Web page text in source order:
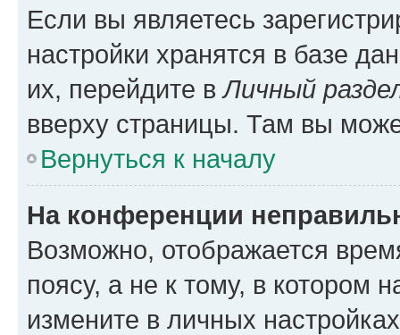
Если вы являетесь
настройки хранятся в базе
их, перейдите вЛичный
вверху страницы. Там вы
Вернуться к началу
На конференции
Возможно, отображается
поясу, а не к тому, в котором
измените в личных